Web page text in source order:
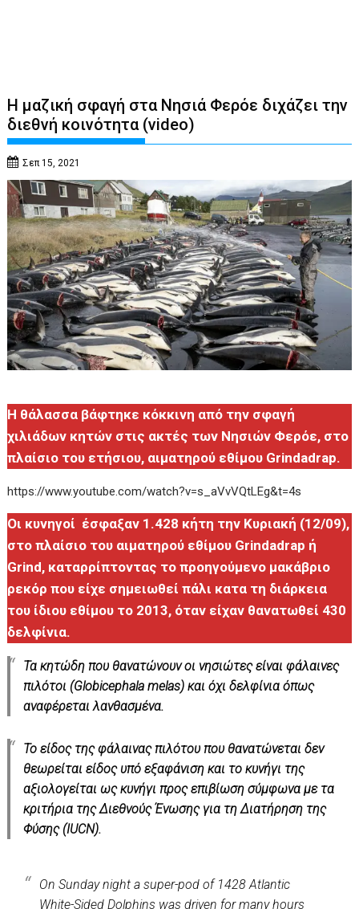
Η μαζική σφαγή στα Νησιά Φερόε διχάζει την
διεθνή κοινότητα (video)
Σεπ 15, 2021
Η θάλασσα βάφτηκε κόκκινη από την σφαγή
χιλιάδων κητών στις ακτές των Νησιών Φερόε, στο
πλαίσιο του ετήσιου, αιματηρού εθίμου Grindadrap.
https://www.youtube.com/watch?v=s_aVvVQtLEg&t=4s
Οι κυνηγοί έσφαξαν 1.428 κήτη την Κυριακή (12/09),
στο πλαίσιο του αιματηρού εθίμου Grindadrap ή
Grind, καταρρίπτοντας το προηγούμενο μακάβριο
ρεκόρ που είχε σημειωθεί πάλι κατα τη διάρκεια
του ίδιου εθίμου το 2013, όταν είχαν θανατωθεί 430
δελφίνια.
Τα κητώδη που θανατώνουν οι νησιώτες είναι φάλαινες
πιλότοι (Globicephala melas) και όχι δελφίνια όπως
αναφέρεται λανθασμένα.
Το είδος της φάλαινας πιλότου που θανατώνεται δεν
θεωρείται είδος υπό εξαφάνιση και το κυνήγι της
αξιολογείται ως κυνήγι προς επιβίωση σύμφωνα με τα
κριτήρια της Διεθνούς Ένωσης για τη Διατήρηση της
Φύσης (IUCN).
On Sunday night a super-pod of 1428 Atlantic
White-Sided Dolphins was driven for many hours